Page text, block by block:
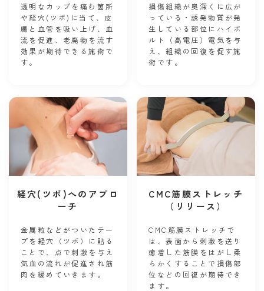
透明なカップを痛む箇所
や経穴(ツボ)に当て、皮
膚と血管を吸い上げ、血
流を促進、老廃物を流す
効果が期待できる施術で
す。
損傷組織が奥深くに広が
っている・誘発物質が発
生している部位にハイボ
ルト（高電圧）電気を与
え、組織の回復を促す施
術です。
経穴(ツボ)へのアプロ
ーチ
金属粒などがついたテー
プを経穴（ ツボ）に貼る
ことで、点で刺激を与え
気血の流れが促進され筋
肉を緩めていきます。
CMC筋膜ストレッチ
（リリース）
CMC筋膜ストレッチで
は、表面から刺激を送り
癒着した筋膜をはがし柔
らかくすることで損傷部
位などの回復が期待でき
ます。